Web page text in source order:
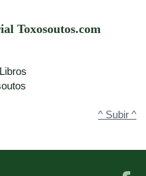
Toxosoutos.com
^ Subir ^